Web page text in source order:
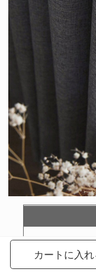
カートに入れ
日 月